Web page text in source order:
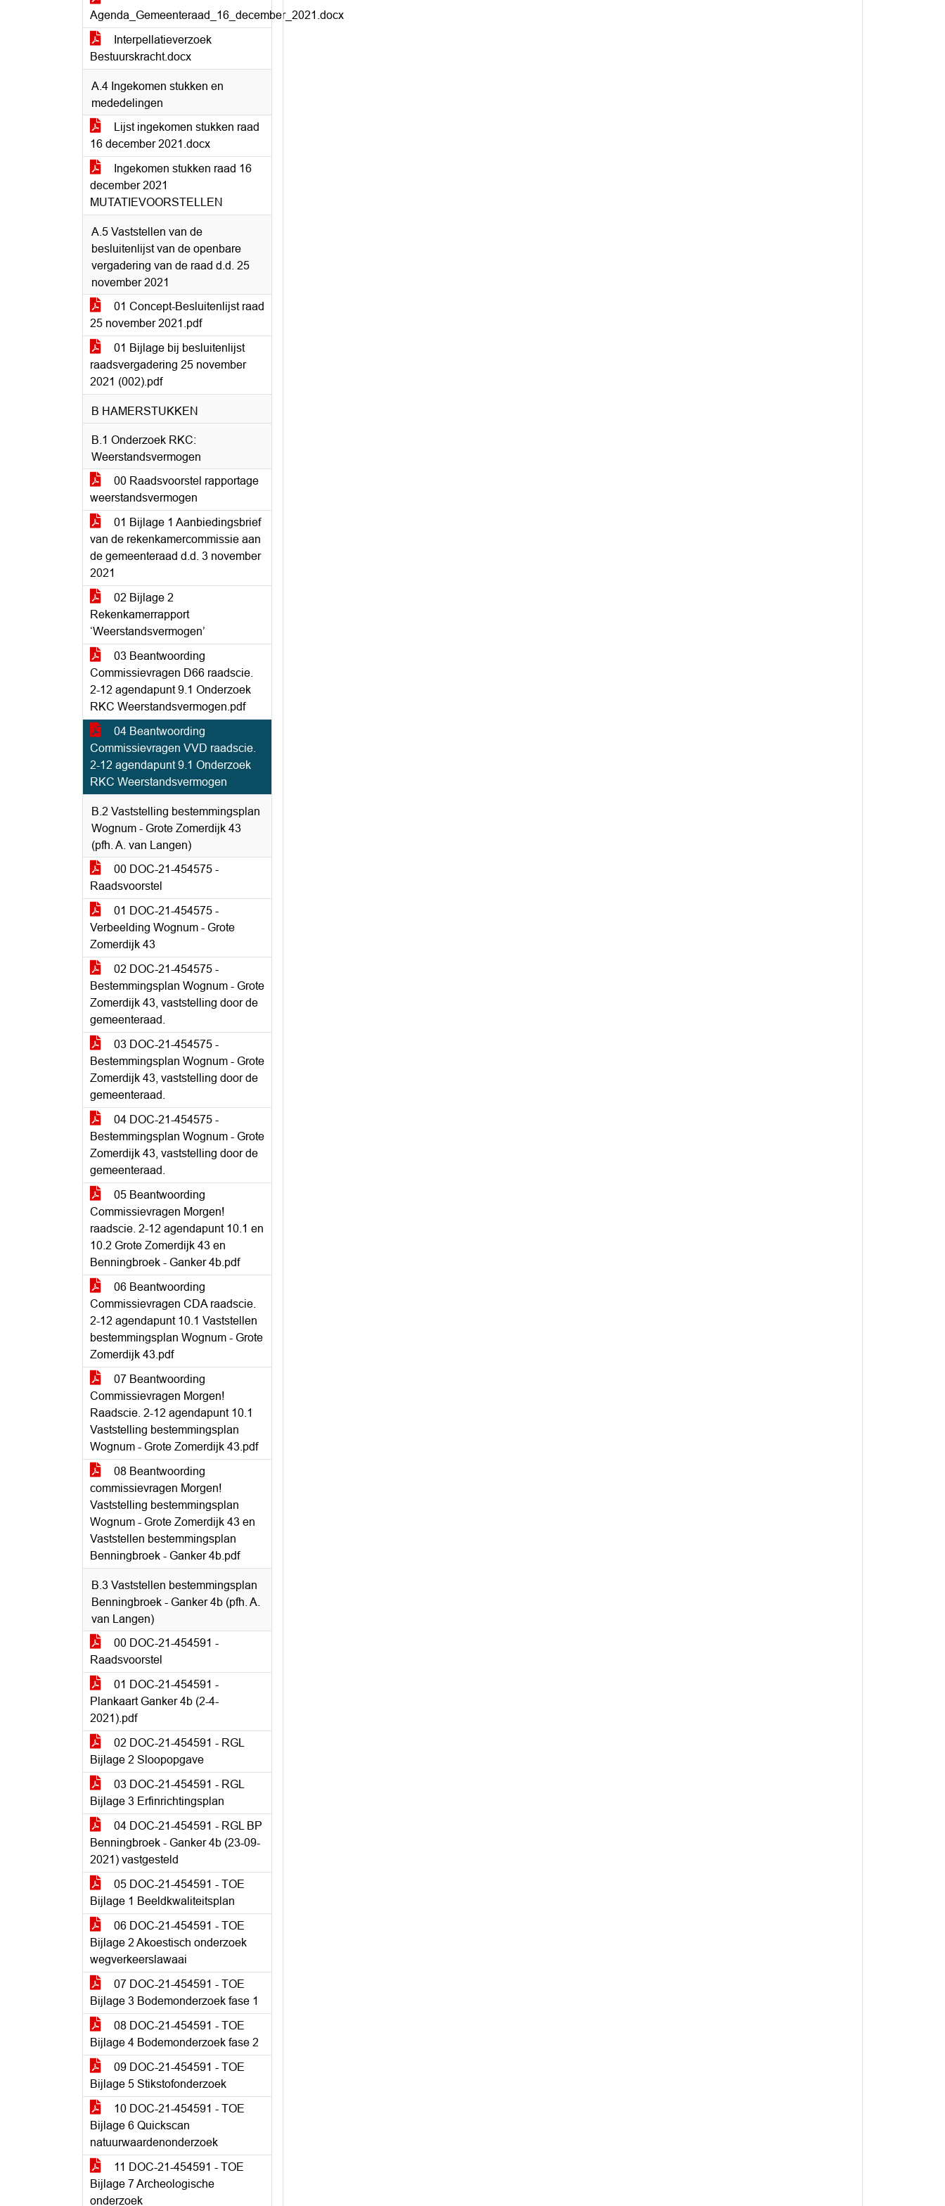
Agenda_Gemeenteraad_16_december_2021.docx
Interpellatieverzoek
Bestuurskracht.docx
A.4 Ingekomen stukken en
mededelingen
Lijst ingekomen stukken raad
16 december 2021.docx
Ingekomen stukken raad 16
december 2021
MUTATIEVOORSTELLEN
A.5 Vaststellen van de
besluitenlijst van de openbare
vergadering van de raad d.d. 25
november 2021
01 Concept-Besluitenlijst raad
25 november 2021.pdf
01 Bijlage bij besluitenlijst
raadsvergadering 25 november
2021 (002).pdf
B HAMERSTUKKEN
B.1 Onderzoek RKC:
Weerstandsvermogen
00 Raadsvoorstel rapportage
weerstandsvermogen
01 Bijlage 1 Aanbiedingsbrief
van de rekenkamercommissie aan
de gemeenteraad d.d. 3 november
2021
02 Bijlage 2
Rekenkamerrapport
‘Weerstandsvermogen’
03 Beantwoording
Commissievragen D66 raadscie.
2-12 agendapunt 9.1 Onderzoek
RKC Weerstandsvermogen.pdf
04 Beantwoording
Commissievragen VVD raadscie.
2-12 agendapunt 9.1 Onderzoek
RKC Weerstandsvermogen
B.2 Vaststelling bestemmingsplan
Wognum - Grote Zomerdijk 43
(pfh. A. van Langen)
00 DOC-21-454575 -
Raadsvoorstel
01 DOC-21-454575 -
Verbeelding Wognum - Grote
Zomerdijk 43
02 DOC-21-454575 -
Bestemmingsplan Wognum - Grote
Zomerdijk 43, vaststelling door de
gemeenteraad.
03 DOC-21-454575 -
Bestemmingsplan Wognum - Grote
Zomerdijk 43, vaststelling door de
gemeenteraad.
04 DOC-21-454575 -
Bestemmingsplan Wognum - Grote
Zomerdijk 43, vaststelling door de
gemeenteraad.
05 Beantwoording
Commissievragen Morgen!
raadscie. 2-12 agendapunt 10.1 en
10.2 Grote Zomerdijk 43 en
Benningbroek - Ganker 4b.pdf
06 Beantwoording
Commissievragen CDA raadscie.
2-12 agendapunt 10.1 Vaststellen
bestemmingsplan Wognum - Grote
Zomerdijk 43.pdf
07 Beantwoording
Commissievragen Morgen!
Raadscie. 2-12 agendapunt 10.1
Vaststelling bestemmingsplan
Wognum - Grote Zomerdijk 43.pdf
08 Beantwoording
commissievragen Morgen!
Vaststelling bestemmingsplan
Wognum - Grote Zomerdijk 43 en
Vaststellen bestemmingsplan
Benningbroek - Ganker 4b.pdf
B.3 Vaststellen bestemmingsplan
Benningbroek - Ganker 4b (pfh. A.
van Langen)
00 DOC-21-454591 -
Raadsvoorstel
01 DOC-21-454591 -
Plankaart Ganker 4b (2-4-
2021).pdf
02 DOC-21-454591 - RGL
Bijlage 2 Sloopopgave
03 DOC-21-454591 - RGL
Bijlage 3 Erfinrichtingsplan
04 DOC-21-454591 - RGL BP
Benningbroek - Ganker 4b (23-09-
2021) vastgesteld
05 DOC-21-454591 - TOE
Bijlage 1 Beeldkwaliteitsplan
06 DOC-21-454591 - TOE
Bijlage 2 Akoestisch onderzoek
wegverkeerslawaai
07 DOC-21-454591 - TOE
Bijlage 3 Bodemonderzoek fase 1
08 DOC-21-454591 - TOE
Bijlage 4 Bodemonderzoek fase 2
09 DOC-21-454591 - TOE
Bijlage 5 Stikstofonderzoek
10 DOC-21-454591 - TOE
Bijlage 6 Quickscan
natuurwaardenonderzoek
11 DOC-21-454591 - TOE
Bijlage 7 Archeologische
onderzoek